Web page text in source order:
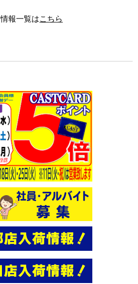
報一覧はこちら